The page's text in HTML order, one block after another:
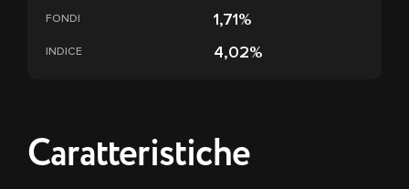
FONDI 1,71%
INDICE 4,02%
Caratteristiche